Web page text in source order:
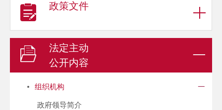
政策文件
法定主动
公开内容
组织机构
政府领导简介